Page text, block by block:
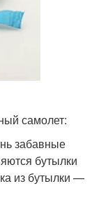
самолет:
забавные
бутылки
из бутылки —